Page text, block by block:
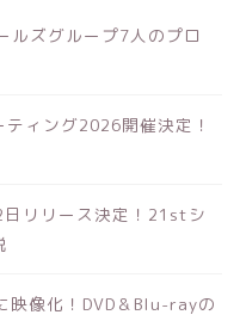
ルズグループ7人のプロ
ィング2026開催決定！
リリース決定！21stシ
映像化！DVD＆Blu-rayの